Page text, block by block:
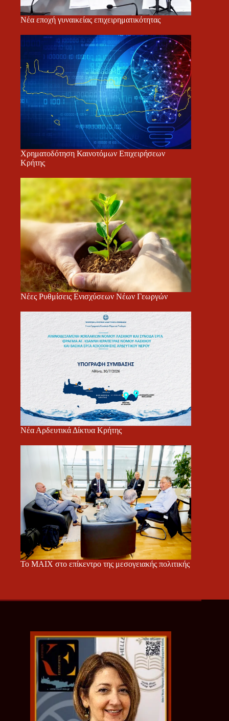
Νέα εποχή γυναικείας επιχειρηματικότητας
Χρηματοδότηση Καινοτόμων Επιχειρήσεων
Κρήτης
Νέες Ρυθμίσεις Ενισχύσεων Νέων Γεωργών
Νέα Αρδευτικά Δίκτυα Κρήτης
Το ΜΑΙΧ στο επίκεντρο της μεσογειακής πολιτικής